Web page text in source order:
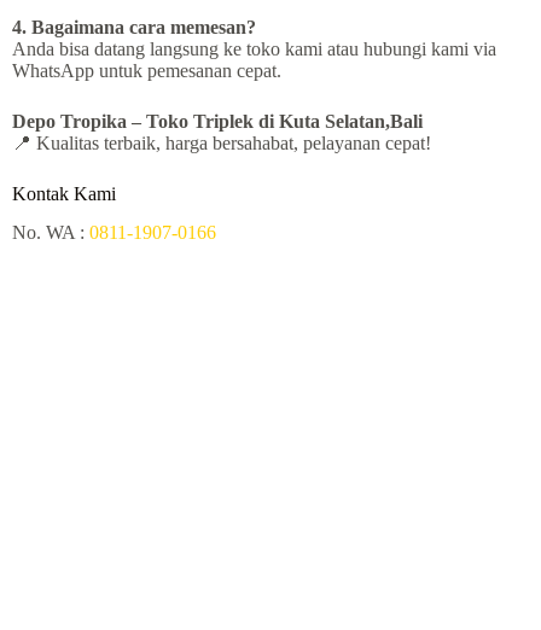
4. Bagaimana cara memesan?
Anda bisa datang langsung ke toko kami atau hubungi kami via
WhatsApp untuk pemesanan cepat.
Depo Tropika – Toko Triplek di Kuta Selatan,Bali
📍 Kualitas terbaik, harga bersahabat, pelayanan cepat!
Kontak Kami
No. WA : 0811-1907-0166